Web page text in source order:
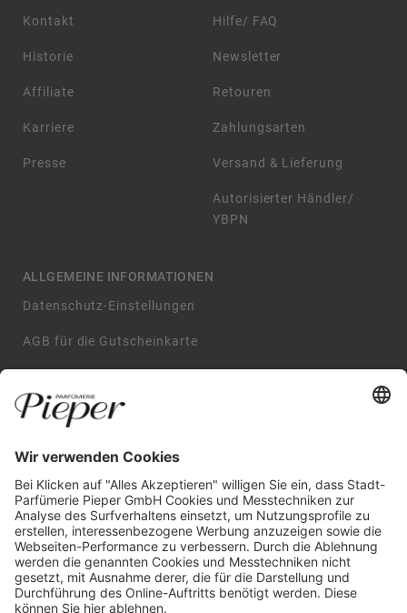
Kontakt
Historie
Affiliate
Karriere
Presse
Hilfe/ FAQ
Newsletter
Retouren
Zahlungsarten
Versand & Lieferung
Autorisierter Händler/
YBPN
ALLGEMEINE INFORMATIONEN
Datenschutz-Einstellungen
AGB für die Gutscheinkarte
AGB
Widerrufsbelehrung
GARANTIERTE SICHERHEIT